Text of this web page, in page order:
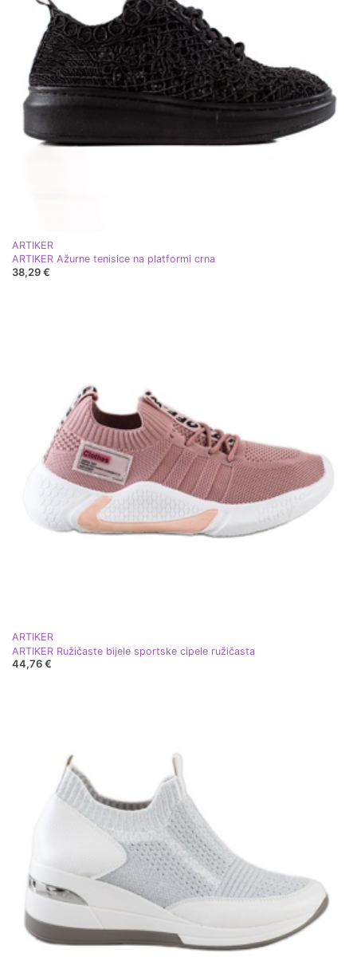
ARTIKER
ARTIKER Ažurne tenisice na platformi crna
38,29 €
ARTIKER
ARTIKER Ružičaste bijele sportske cipele ružičasta
44,76 €